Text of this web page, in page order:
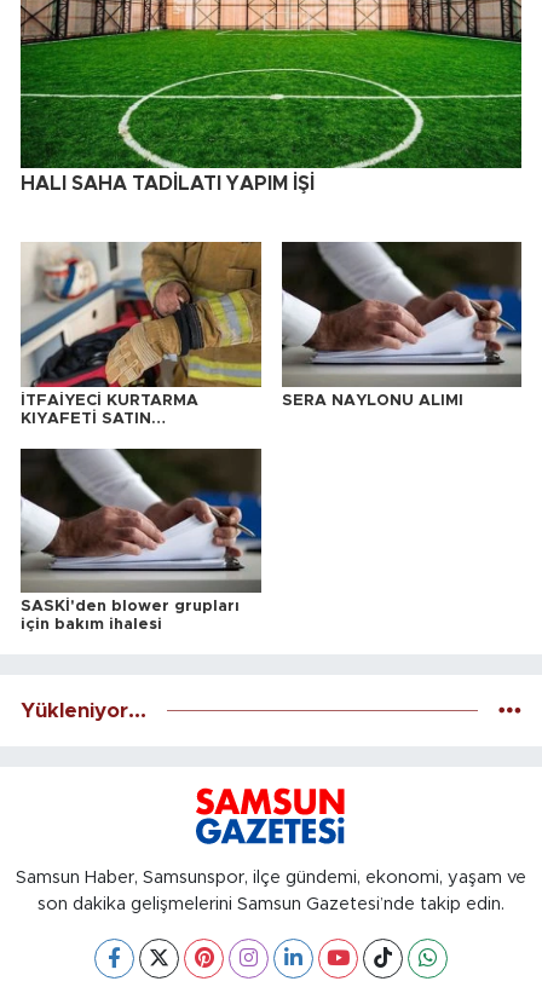
HALI SAHA TADİLATI YAPIM İŞİ
İTFAİYECİ KURTARMA
KIYAFETİ SATIN
SERA NAYLONU ALIMI
SASKİ'den blower grupları
için bakım ihalesi
Yükleniyor...
Samsun Haber, Samsunspor, ilçe gündemi, ekonomi, yaşam ve
son dakika gelişmelerini Samsun Gazetesi’nde takip edin.